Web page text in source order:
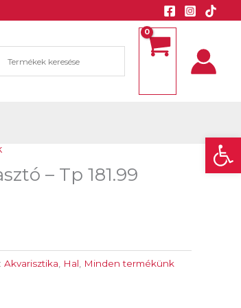
– Tp 181.99
Akvarisztika, Hal, Minden termékünk